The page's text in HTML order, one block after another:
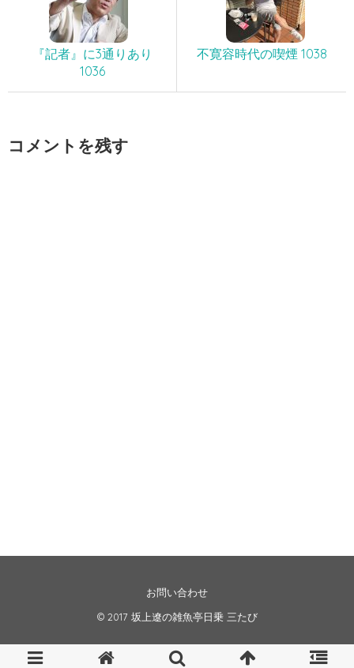
『記者』に3通りあり
1036
不寛容時代の喫煙 1038
コメントを残す
お問い合わせ
© 2017 坂上遼の雑魚亭日乗 三たび